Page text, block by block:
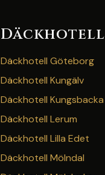
Däckhotell
Däckhotell Göteborg
Däckhotell Kungälv
Däckhotell Kungsbacka
Däckhotell Lerum
Däckhotell Lilla Edet
Däckhotell Mölndal